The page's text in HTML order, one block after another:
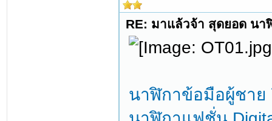
RE: มาแล้วจ้า สุดยอด น
นาฬิกาข้อมือผู้ชาย